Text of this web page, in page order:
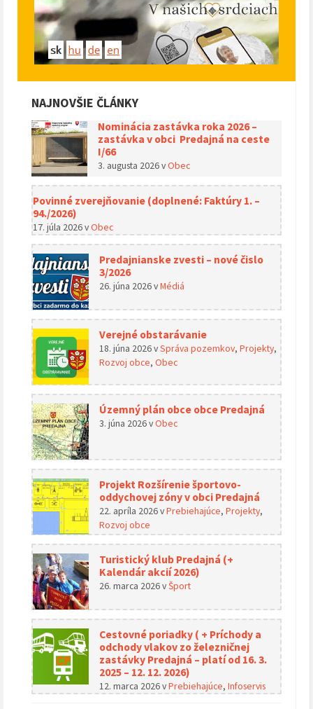
NAJNOVŠIE ČLÁNKY
Nominácia zastávka roka 2026 –
zastávka v obci Predajná na ceste
I/66
3. augusta 2026vObec
Povinné zverejňovanie (doplnené: Faktúry 1. –
94./2026)
17. júla 2026vObec
Predajnianske zvesti – nové čislo
3/2026
26. júna 2026vMédiá
Verejné obstarávanie
18. júna 2026vSpráva pozemkov, Projekty,
Rozvoj obce, Obec
Územný plán obce obce Predajná
3. júna 2026vObec
Projekt Rozšírenie športovo-
oddychovej zóny v obci Predajná
22. apríla 2026vPrebiehajúce, Projekty,
Rozvoj obce
Turistický klub Predajná (+
Kalendár akcií 2026)
26. marca 2026vŠport
Cestovné poriadky ( + Príchody a
odchody vlakov zo železničnej
zastávky Predajná – platí od 16. 3.
2025 – 12. 12. 2026)
12. marca 2026vPrebiehajúce, Infoservis